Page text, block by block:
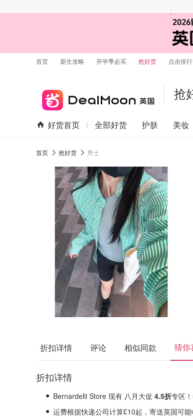
首页 新生攻略 开学季必买 抢好货 点击排行
抢
好货首页 全部好货 护肤 美妆
首页 抢好货 男士
折扣详情 评论 相似同款 猜你
折扣详情
Bernardelli Store 现有 八月大促 4.5折专区
运费根据快递公司计算£10起，寄送英国可能